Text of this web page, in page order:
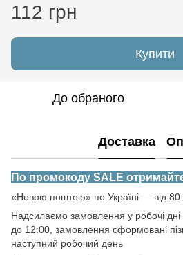
112 грн
Купити
До обраного
Доставка
По промокоду SALE
«Новою поштою» по Україні — від 80
Надсилаємо замовлення у робочі
до 12:00, замовлення сформовані
наступний робочий день